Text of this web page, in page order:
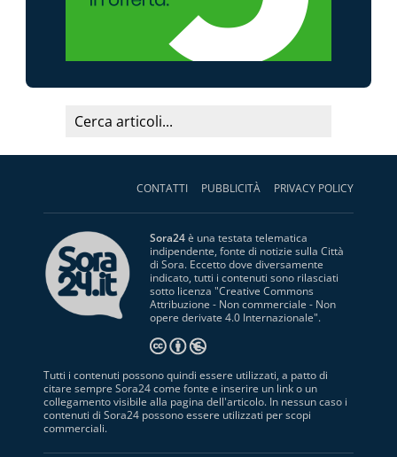
CONTATTI PUBBLICITÀ PRIVACY POLICY
Sora24è una testata telematica
indipendente, fonte di notizie sulla Città
di Sora. Eccetto dove diversamente
indicato, tutti i contenuti sono rilasciati
sotto licenza "Creative Commons
Attribuzione - Non commerciale - Non
opere derivate 4.0 Internazionale".
Tutti i contenuti possono quindi essere utilizzati, a patto di
citare sempre Sora24 come fonte e inserire un link o un
collegamento visibile alla pagina dell'articolo. In nessun caso i
contenuti di Sora24 possono essere utilizzati per scopi
commerciali.